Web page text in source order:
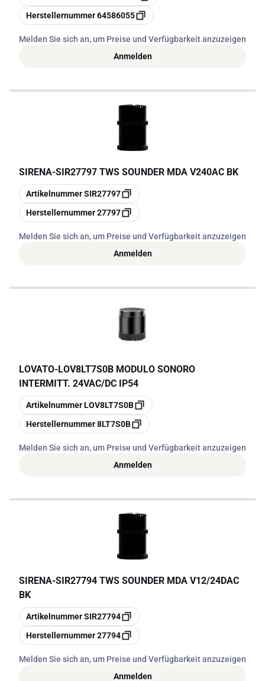
Kopieren
Herstellernummer64586055
Melden Sie sich an, um Preise und Verfügbarkeit anzuzeigen
Anmelden
SIRENA-SIR27797 TWS SOUNDER MDA V240AC BK
Kopieren
ArtikelnummerSIR27797
Kopieren
Herstellernummer27797
Melden Sie sich an, um Preise und Verfügbarkeit anzuzeigen
Anmelden
LOVATO-LOV8LT7S0B MODULO SONORO
INTERMITT. 24VAC/DC IP54
Kopieren
ArtikelnummerLOV8LT7S0B
Kopieren
Herstellernummer8LT7S0B
Melden Sie sich an, um Preise und Verfügbarkeit anzuzeigen
Anmelden
SIRENA-SIR27794 TWS SOUNDER MDA V12/24DAC
BK
Kopieren
ArtikelnummerSIR27794
Kopieren
Herstellernummer27794
Melden Sie sich an, um Preise und Verfügbarkeit anzuzeigen
Anmelden